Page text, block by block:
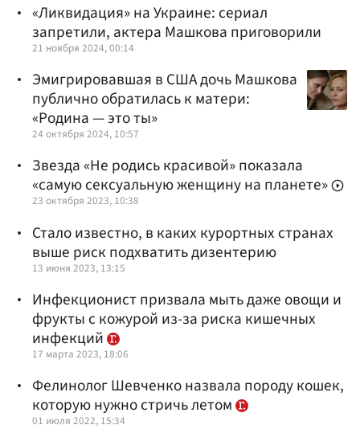
«Ликвидация» на Украине: сериал
запретили, актера Машкова приговорили
21 ноября 2024, 00:14
Эмигрировавшая в США дочь Машкова
публично обратилась к матери:
«Родина — это ты»
24 октября 2024, 10:57
Звезда «Не родись красивой» показала
«самую сексуальную женщину на планете»
23 октября 2023, 10:38
Стало известно, в каких курортных странах
выше риск подхватить дизентерию
13 июня 2023, 13:15
Инфекционист призвала мыть даже овощи и
фрукты с кожурой из-за риска кишечных
инфекций
17 марта 2023, 18:06
Фелинолог Шевченко назвала породу кошек,
которую нужно стричь летом
01 июля 2022, 15:34